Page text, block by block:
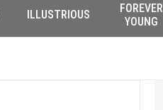
ILLUSTRIOUS
FOREVER
YOUNG